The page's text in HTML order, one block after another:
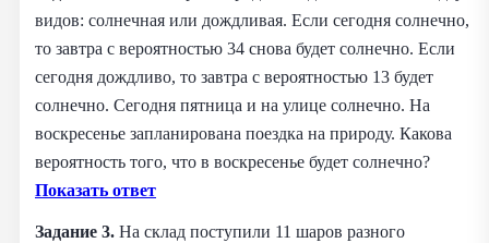
видов: солнечная или дождливая. Если сегодня солнечно,
то завтра с вероятностью 34 снова будет солнечно. Если
сегодня дождливо, то завтра с вероятностью 13 будет
солнечно. Сегодня пятница и на улице солнечно. На
воскресенье запланирована поездка на природу. Какова
вероятность того, что в воскресенье будет солнечно?
Показать ответ
Задание 3. На склад поступили 11 шаров разного